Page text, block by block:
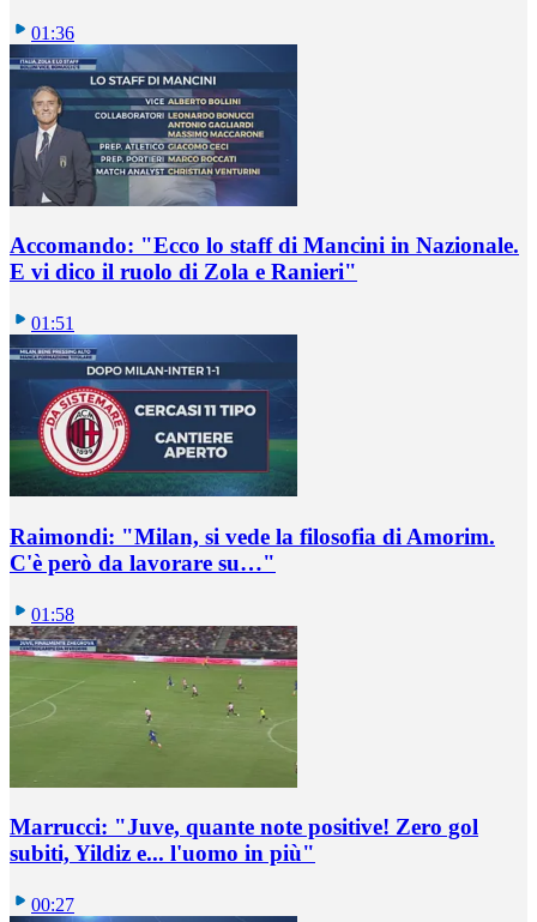
01:36
Accomando: "Ecco lo staff di Mancini in Nazionale.
E vi dico il ruolo di Zola e Ranieri"
01:51
Raimondi: "Milan, si vede la filosofia di Amorim.
C'è però da lavorare su…"
01:58
Marrucci: "Juve, quante note positive! Zero gol
subiti, Yildiz e... l'uomo in più"
00:27